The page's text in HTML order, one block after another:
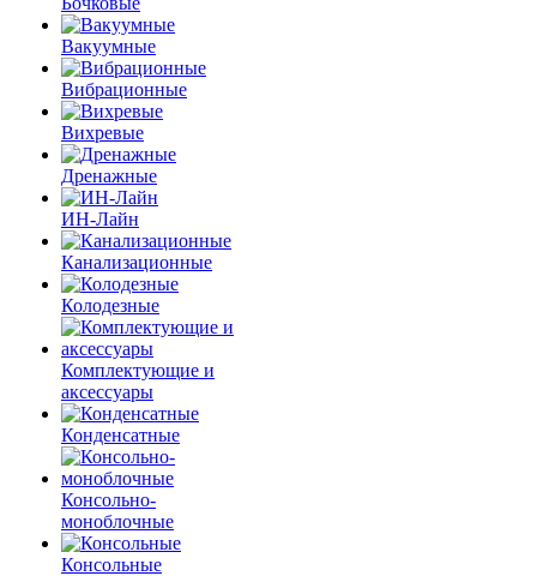
Вакуумные
Вибрационные
Вихревые
Дренажные
ИН-Лайн
Канализационные
Колодезные
Комплектующие и
аксессуары
Конденсатные
Консольно-
моноблочные
Консольные